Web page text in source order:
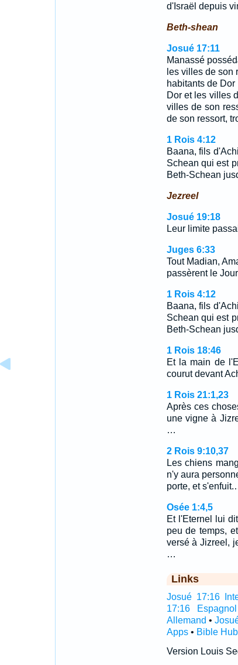
d'Israël depuis
Beth-shean
Josué 17:11
Manassé
les villes de son
habitants de
Dor et les villes
villes de son
de son ressort,
1 Rois 4:12
Baana, fils
Schean qui est
Beth-Schean
Jezreel
Josué 19:18
Leur limite
Juges 6:33
Tout Madian,
passèrent le
1 Rois 4:12
Baana, fils
Schean qui est
Beth-Schean
1 Rois 18:46
Et la main de
courut devant
1 Rois 21:1,23
Après ces
une vigne à
…
2 Rois 9:10,37
Les chiens
n'y aura
porte, et
Osée 1:4,5
Et l'Eternel lui
peu de temps,
versé à Jizreel,
…
Links
Josué 17:16
17:16 Espagnol
Allemand •
Apps• Bible Hub
Version Louis